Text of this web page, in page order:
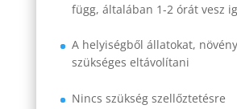
függ, általában 1-2 órát vesz
A helyiségből állatokat,
szükséges eltávolítani
Nincs szükség szellőztetésre